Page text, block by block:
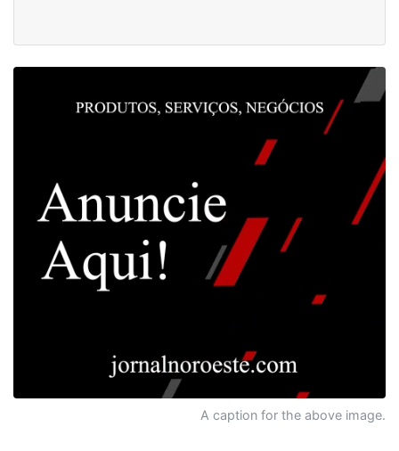
A caption for the above image.